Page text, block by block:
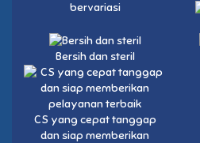
bervariasi
Bersih dan steril
CS yang cepat tanggap
dan siap memberikan